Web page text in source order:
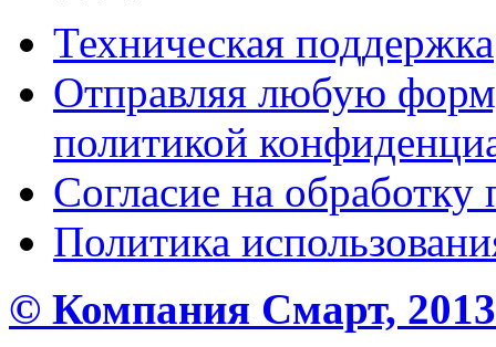
Техническая поддержка
Отправляя любую
политикой
Согласие на
Политика
© Компания Смарт,